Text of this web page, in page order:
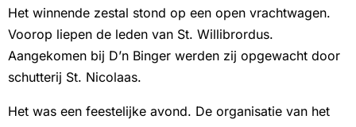
Het winnende zestal stond op een open vrachtwagen.
Voorop liepen de leden van St. Willibrordus.
Aangekomen bij D’n Binger werden zij opgewacht door
schutterij St. Nicolaas.
Het was een feestelijke avond. De organisatie van het